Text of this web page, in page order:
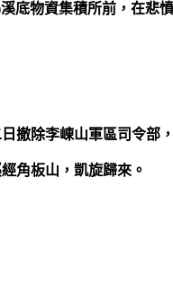
底物資集積所前，在悲
撤除李崠山軍區司令部
角板山，凱旋歸來。